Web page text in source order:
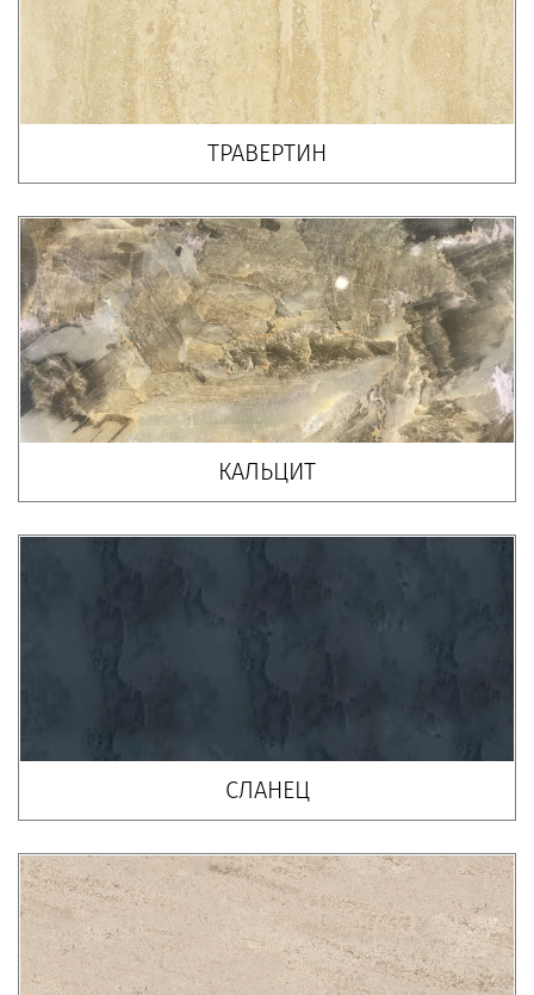
ТРАВЕРТИН
КАЛЬЦИТ
СЛАНЕЦ